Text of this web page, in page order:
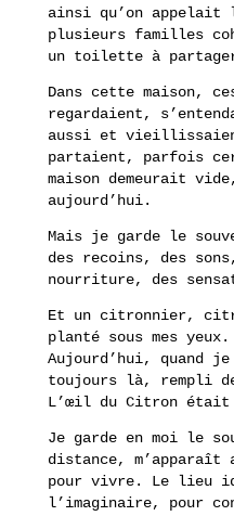
ainsi qu’on appelait
plusieurs familles
un toilette à partager
Dans cette maison,
regardaient,
aussi et
partaient, parfois
maison demeurait
aujourd’hui.
Mais je garde le
des recoins, des
nourriture, des
Et un citronnier,
planté sous mes yeux.
Aujourd’hui, quand
toujours là, rempli
L’œil du Citron était
Je garde en moi le
distance, m’apparaît
pour vivre. Le lieu
l’imaginaire, pour